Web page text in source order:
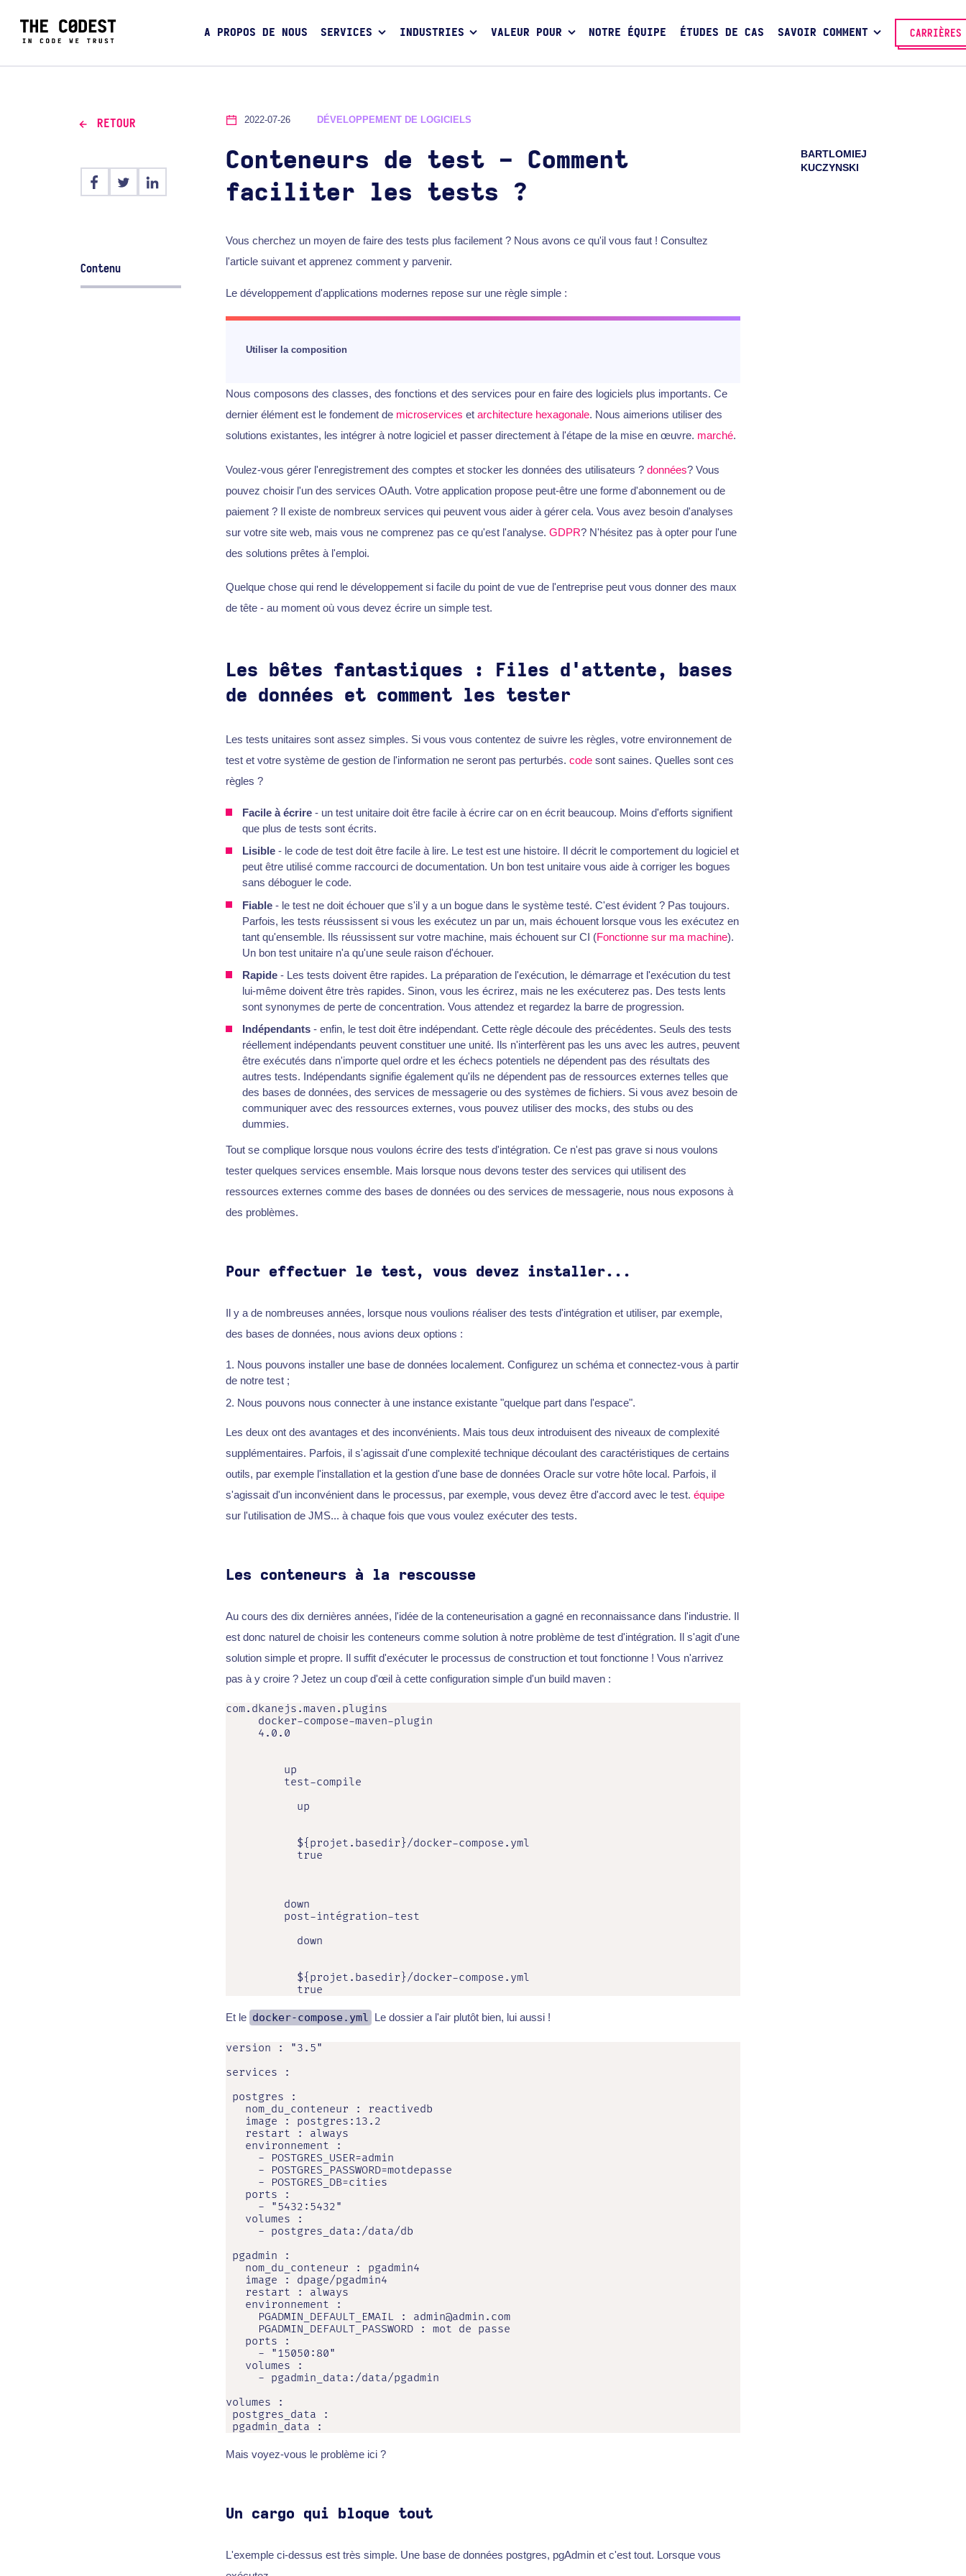
A PROPOS DE NOUS SERVICES INDUSTRIES VALEUR POUR NOTRE ÉQUIPE ÉTUDES DE CAS SAVOIR COMMENT CARRIÈRES
RETOUR
Contenu
2022-07-26 DÉVELOPPEMENT DE LOGICIELS
Conteneurs de test - Comment
faciliter les tests ?
BARTLOMIEJ
KUCZYNSKI
Vous cherchez un moyen de faire des tests plus facilement ? Nous avons ce qu'il vous faut ! Consultez
l'article suivant et apprenez comment y parvenir.
Le développement d'applications modernes repose sur une règle simple :
Utiliser la composition
Nous composons des classes, des fonctions et des services pour en faire des logiciels plus importants. Ce
dernier élément est le fondement de microservices et architecture hexagonale. Nous aimerions utiliser des
solutions existantes, les intégrer à notre logiciel et passer directement à l'étape de la mise en œuvre. marché.
Voulez-vous gérer l'enregistrement des comptes et stocker les données des utilisateurs ? données? Vous
pouvez choisir l'un des services OAuth. Votre application propose peut-être une forme d'abonnement ou de
paiement ? Il existe de nombreux services qui peuvent vous aider à gérer cela. Vous avez besoin d'analyses
sur votre site web, mais vous ne comprenez pas ce qu'est l'analyse. GDPR? N'hésitez pas à opter pour l'une
des solutions prêtes à l'emploi.
Quelque chose qui rend le développement si facile du point de vue de l'entreprise peut vous donner des maux
de tête - au moment où vous devez écrire un simple test.
Les bêtes fantastiques : Files d'attente, bases
de données et comment les tester
Les tests unitaires sont assez simples. Si vous vous contentez de suivre les règles, votre environnement de
test et votre système de gestion de l'information ne seront pas perturbés. codesont saines. Quelles sont ces
règles ?
Facile à écrire- un test unitaire doit être facile à écrire car on en écrit beaucoup. Moins d'efforts signifient
que plus de tests sont écrits.
Lisible- le code de test doit être facile à lire. Le test est une histoire. Il décrit le comportement du logiciel et
peut être utilisé comme raccourci de documentation. Un bon test unitaire vous aide à corriger les bogues
sans déboguer le code.
Fiable- le test ne doit échouer que s'il y a un bogue dans le système testé. C'est évident ? Pas toujours.
Parfois, les tests réussissent si vous les exécutez un par un, mais échouent lorsque vous les exécutez en
tant qu'ensemble. Ils réussissent sur votre machine, mais échouent sur CI (Fonctionne sur ma machine).
Un bon test unitaire n'a qu'une seule raison d'échouer.
Rapide- Les tests doivent être rapides. La préparation de l'exécution, le démarrage et l'exécution du test
lui-même doivent être très rapides. Sinon, vous les écrirez, mais ne les exécuterez pas. Des tests lents
sont synonymes de perte de concentration. Vous attendez et regardez la barre de progression.
Indépendants- enfin, le test doit être indépendant. Cette règle découle des précédentes. Seuls des tests
réellement indépendants peuvent constituer une unité. Ils n'interfèrent pas les uns avec les autres, peuvent
être exécutés dans n'importe quel ordre et les échecs potentiels ne dépendent pas des résultats des
autres tests. Indépendants signifie également qu'ils ne dépendent pas de ressources externes telles que
des bases de données, des services de messagerie ou des systèmes de fichiers. Si vous avez besoin de
communiquer avec des ressources externes, vous pouvez utiliser des mocks, des stubs ou des
dummies.
Tout se complique lorsque nous voulons écrire des tests d'intégration. Ce n'est pas grave si nous voulons
tester quelques services ensemble. Mais lorsque nous devons tester des services qui utilisent des
ressources externes comme des bases de données ou des services de messagerie, nous nous exposons à
des problèmes.
Pour effectuer le test, vous devez installer...
Il y a de nombreuses années, lorsque nous voulions réaliser des tests d'intégration et utiliser, par exemple,
des bases de données, nous avions deux options :
Nous pouvons installer une base de données localement. Configurez un schéma et connectez-vous à partir
de notre test ;
Nous pouvons nous connecter à une instance existante "quelque part dans l'espace".
Les deux ont des avantages et des inconvénients. Mais tous deux introduisent des niveaux de complexité
supplémentaires. Parfois, il s'agissait d'une complexité technique découlant des caractéristiques de certains
outils, par exemple l'installation et la gestion d'une base de données Oracle sur votre hôte local. Parfois, il
s'agissait d'un inconvénient dans le processus, par exemple, vous devez être d'accord avec le test. équipe
sur l'utilisation de JMS... à chaque fois que vous voulez exécuter des tests.
Les conteneurs à la rescousse
Au cours des dix dernières années, l'idée de la conteneurisation a gagné en reconnaissance dans l'industrie. Il
est donc naturel de choisir les conteneurs comme solution à notre problème de test d'intégration. Il s'agit d'une
solution simple et propre. Il suffit d'exécuter le processus de construction et tout fonctionne ! Vous n'arrivez
pas à y croire ? Jetez un coup d'œil à cette configuration simple d'un build maven :
com.dkanejs.maven.plugins
     docker-compose-maven-plugin
     4.0.0
         up
         test-compile
           up
           ${projet.basedir}/docker-compose.yml
           true
         down
         post-intégration-test
           down
           ${projet.basedir}/docker-compose.yml
           true
Et le docker-compose.yml Le dossier a l'air plutôt bien, lui aussi !
version : "3.5"
services :
postgres :
   nom_du_conteneur : reactivedb
   image : postgres:13.2
   restart : always
   environnement :
     - POSTGRES_USER=admin
     - POSTGRES_PASSWORD=motdepasse
     - POSTGRES_DB=cities
   ports :
     - "5432:5432"
   volumes :
     - postgres_data:/data/db
pgadmin :
   nom_du_conteneur : pgadmin4
   image : dpage/pgadmin4
   restart : always
   environnement :
     PGADMIN_DEFAULT_EMAIL : admin@admin.com
     PGADMIN_DEFAULT_PASSWORD : mot de passe
   ports :
     - "15050:80"
   volumes :
     - pgadmin_data:/data/pgadmin
volumes :
postgres_data :
pgadmin_data :
Mais voyez-vous le problème ici ?
Un cargo qui bloque tout
L'exemple ci-dessus est très simple. Une base de données postgres, pgAdmin et c'est tout. Lorsque vous